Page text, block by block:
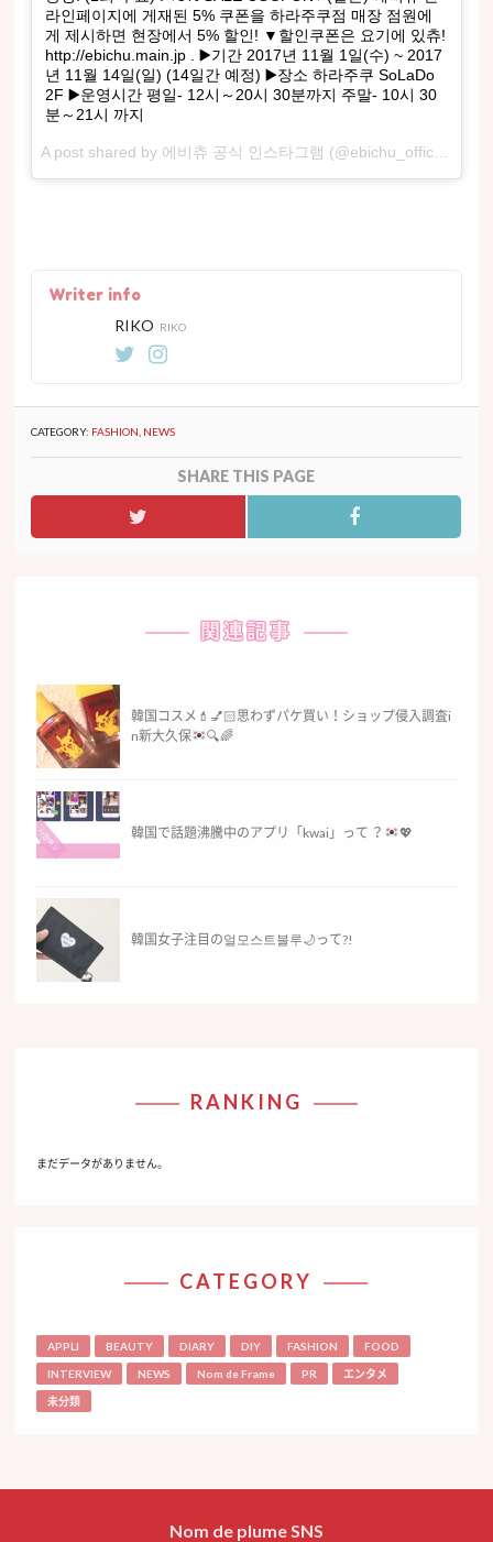
라인페이지에 게재된 5% 쿠폰을 하라주쿠점 매장 점원에
게 제시하면 현장에서 5% 할인! ▼할인쿠폰은 요기에 있츄!
http://ebichu.main.jp . ▶️기간 2017년 11월 1일(수) ~ 2017
년 11월 14일(일) (14일간 예정) ▶️장소 하라주쿠 SoLaDo
2F ▶️운영시간 평일- 12시～20시 30분까지 주말- 10시 30
분～21시 까지
Writer info
RIKO RIKO
CATEGORY: FASHION NEWS
SHARE THIS PAGE
関連記事
韓国コスメ 💄💅🏻思わずパケ買い！ショップ侵入調査i
n新大久保
🔍🌈
韓国で話題沸騰中のアプリ「kwai」って ？ 💖
韓国女子注目の얼모스트블루🌙って?!
RANKING
まだデータがありません。
CATEGORY
APPLI BEAUTY DIARY DIY FASHION FOOD
INTERVIEW NEWS Nom de Frame PR エンタメ
未分類
Nom de plume SNS